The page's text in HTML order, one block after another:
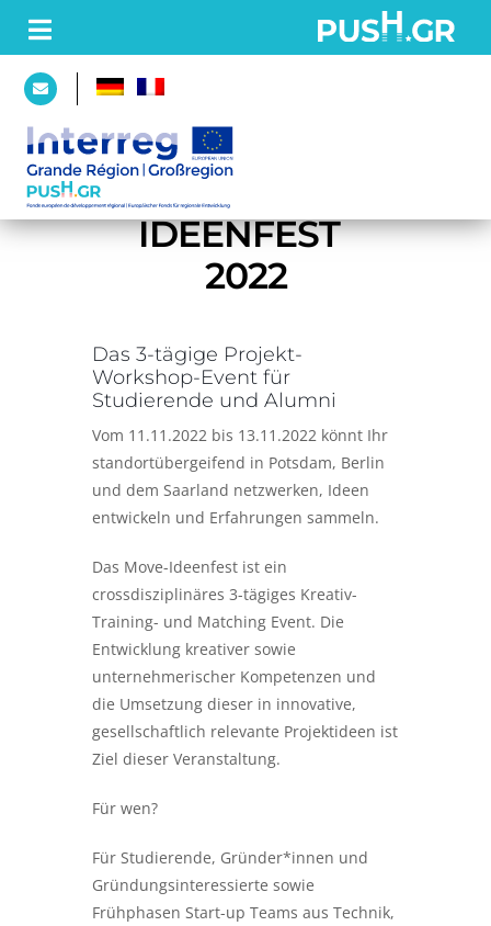
PAGE
D’ACCUEIL
Partenaires
Plateforme
ACTUALITÉS
ÉVÉNEMENTS
MOVE!
IDEENFEST
2022
Das 3-tägige Projekt-
Workshop-Event für
Studierende und Alumni
Vom 11.11.2022 bis 13.11.2022 könnt Ihr
standortübergeifend in Potsdam, Berlin
und dem Saarland netzwerken, Ideen
entwickeln und Erfahrungen sammeln.
Das Move-Ideenfest ist ein
crossdisziplinäres 3-tägiges Kreativ-
Training- und Matching Event. Die
Entwicklung kreativer sowie
unternehmerischer Kompetenzen und
die Umsetzung dieser in innovative,
gesellschaftlich relevante Projektideen ist
Ziel dieser Veranstaltung.
Für wen?
Für Studierende, Gründer*innen und
Gründungsinteressierte sowie
Frühphasen Start-up Teams aus Technik,